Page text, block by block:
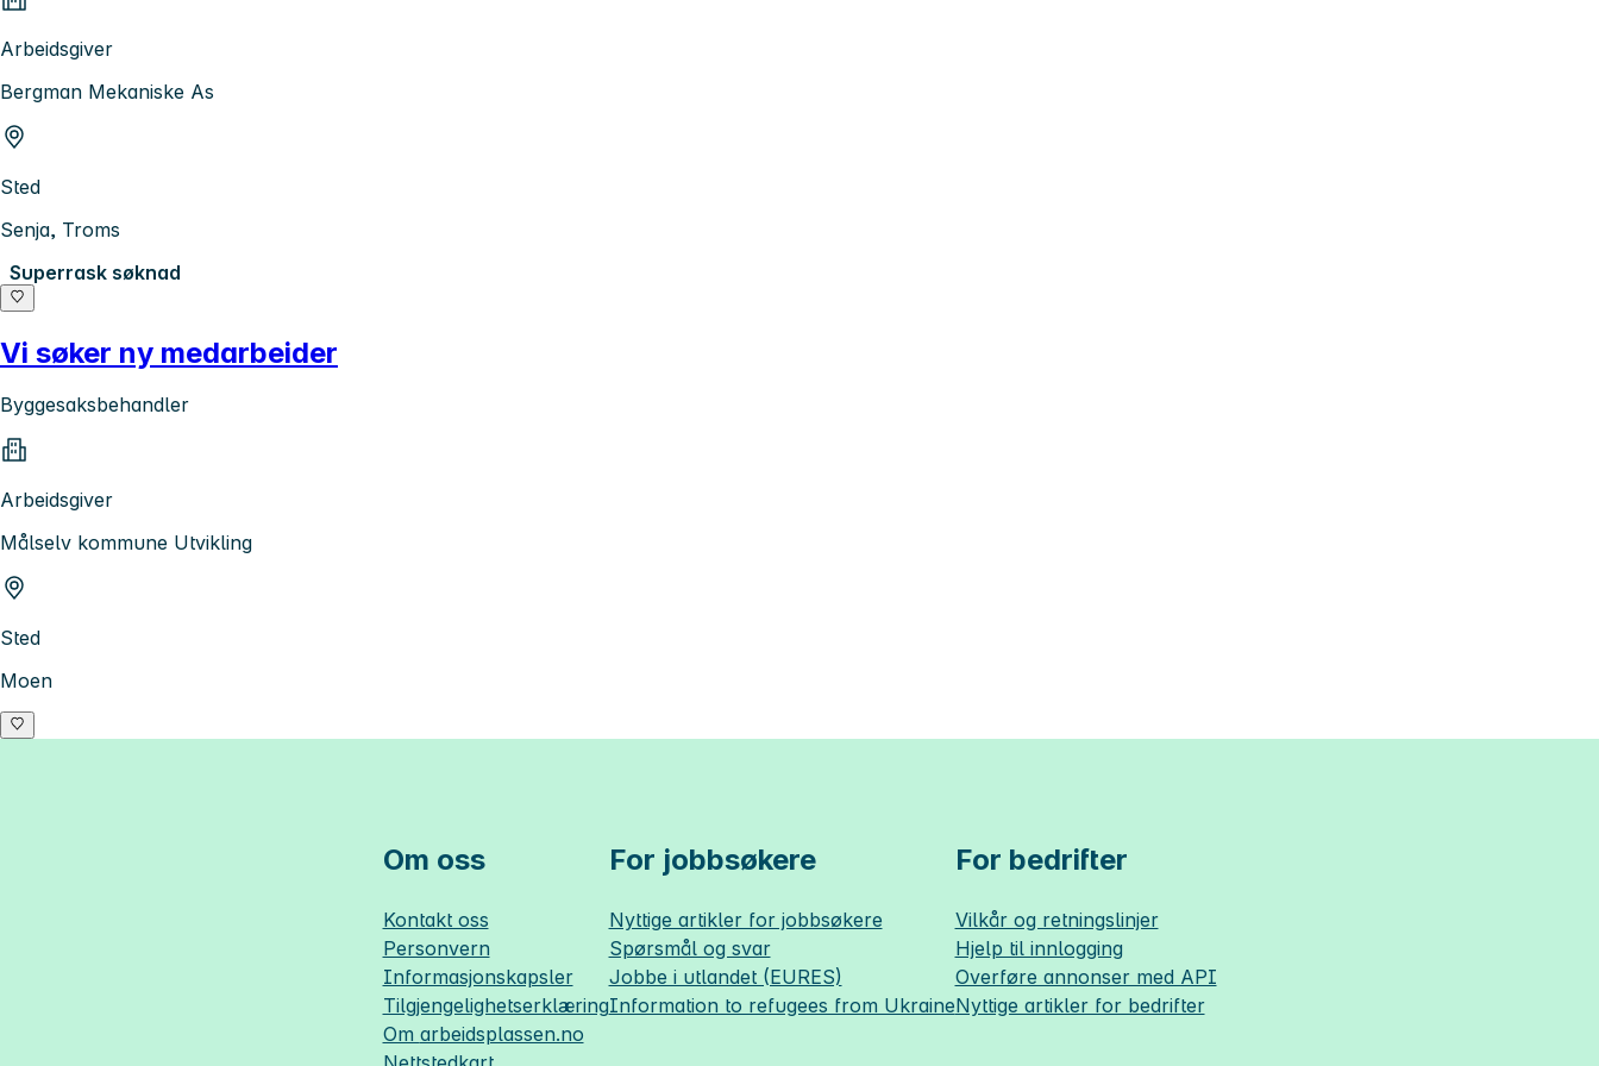
Arbeidsgiver
Bergman Mekaniske As
Sted
Senja, Troms
Superrask søknad
Vi søker ny medarbeider
Byggesaksbehandler
Arbeidsgiver
Målselv kommune Utvikling
Sted
Moen
Om oss
Kontakt oss
Personvern
Informasjonskapsler
Tilgjengelighetserklæring
Om arbeidsplassen.no
For jobbsøkere
Nyttige artikler for jobbsøkere
Spørsmål og svar
Jobbe i utlandet (EURES)
Information to refugees from Ukraine
For bedrifter
Vilkår og retningslinjer
Hjelp til innlogging
Overføre annonser med API
Nyttige artikler for bedrifter